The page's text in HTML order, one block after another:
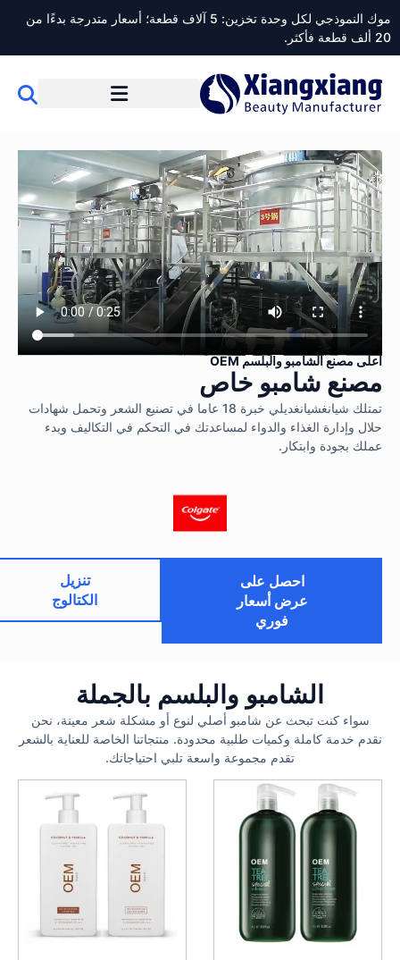
موك النموذجي لكل وحدة تخزين: 5 آلاف قطعة؛ أسعار متدرجة بدءًا من
قطعة فأكثر.
أعلى مصنع الشامبو والبلسم OEM
مصنع شامبو خاص
تمتلك شيانغشيانغديلي خبرة 18 عاما في تصنيع الشعر وتحمل شهادات
حلال وإدارة الغذاء والدواء لمساعدتك في التحكم في التكاليف وبدء
عملك بجودة وابتكار.
احصل على
عرض أسعار
فوري
تنزيل
الكتالوج
الشامبو والبلسم بالجملة
سواء كنت تبحث عن شامبو أصلي لنوع أو مشكلة شعر معينة، نحن
نقدم خدمة كاملة وكميات طلبية محدودة. منتجاتنا الخاصة للعناية بالشعر
تقدم مجموعة واسعة تلبي احتياجاتك.